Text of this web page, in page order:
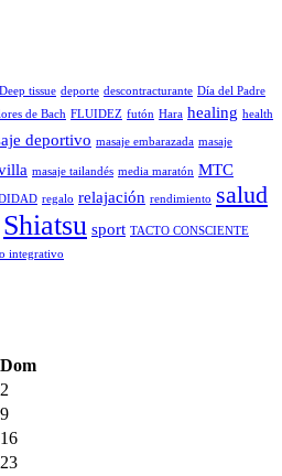
Deep tissue deporte descontracturante Día del Padre
de Bach FLUIDEZ futón Hara healing health
deportivo masaje embarazada masaje
masaje tailandés media maratón MTC
regalo relajación rendimiento salud
Shiatsu sport TACTO CONSCIENTE
integrativo
Dom
2
9
16
23